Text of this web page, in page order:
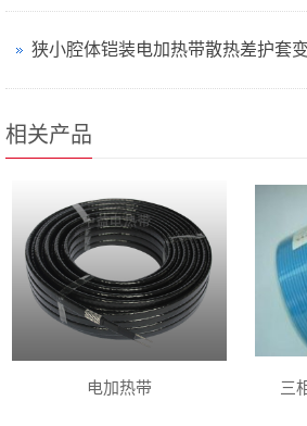
相关产品
电加热带 三